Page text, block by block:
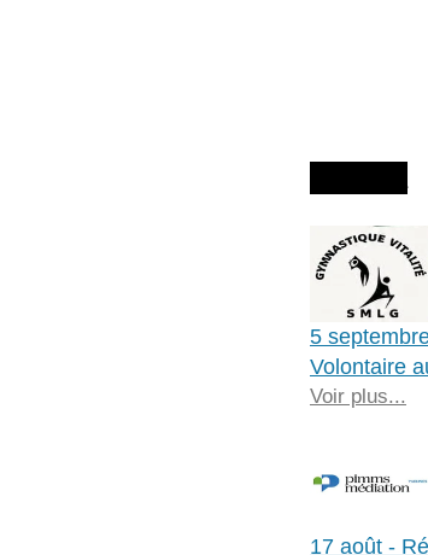
5
Volontaire
Voir plus...
17 août -